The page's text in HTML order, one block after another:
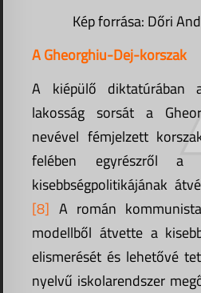
Kép forrása: Dőri
A Gheorghiu-Dej-korszak
A kiépülő diktatúrában
lakosság sorsát a
nevével fémjelzett
felében egyrészről a
kisebbségpolitikájának
[8] A román
modellből átvette a
elismerését és lehetővé
nyelvű iskolarendszer